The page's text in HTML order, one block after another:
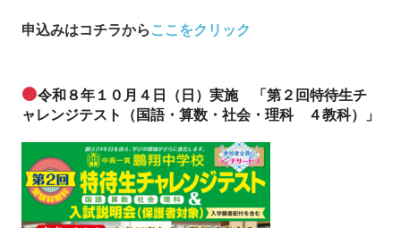
申込みはコチラからここをクリック
令和８年１０月４日（日）実施 「第２回特待生チ
ャレンジテスト（国語・算数・社会・理科 ４教科）」